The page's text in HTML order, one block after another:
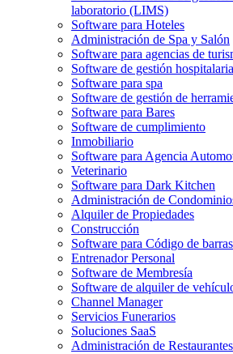
laboratorio (LIMS)
Software para Hoteles
Administración de Spa y Salón
Software para agencias de
Software de gestión hospitalaria
Software para spa
Software de gestión de
Software para Bares
Software de cumplimiento
Inmobiliario
Software para Agencia
Veterinario
Software para Dark Kitchen
Administración de
Alquiler de Propiedades
Construcción
Software para Código de barras
Entrenador Personal
Software de Membresía
Software de alquiler de
Channel Manager
Servicios Funerarios
Soluciones SaaS
Administración de Restaurantes